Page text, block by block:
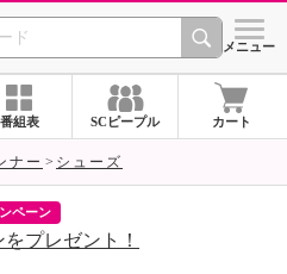
CHANNEL シメニュー
番組表 SCピープル カート
ナー シューズ
ペーン
プレゼント！